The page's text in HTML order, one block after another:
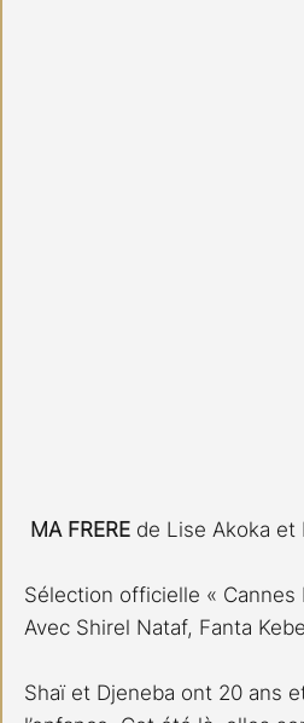
MA FRERE de Lise Akoka et
Sélection officielle « Cannes
Avec Shirel Nataf, Fanta
Shaï et Djeneba ont 20 ans